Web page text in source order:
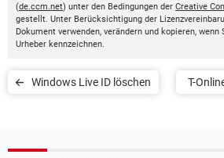
(de.ccm.net) unter den Bedingungen der Creative
gestellt. Unter Berücksichtigung der
Dokument verwenden, verändern und kopieren, wenn
Urheber kennzeichnen.
Windows Live ID löschen
T-